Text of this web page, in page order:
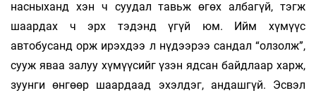
насныханд хэн ч суудал тавьж өгөх албагүй, тэгж
шаардах ч эрх тэдэнд үгүй юм. Ийм хүмүүс
автобусанд орж ирэхдээ л нүдээрээ сандал “олзолж”,
сууж яваа залуу хүмүүсийг үзэн ядсан байдлаар харж,
зуунги өнгөөр шаардаад эхэлдэг, андашгүй. Эсвэл